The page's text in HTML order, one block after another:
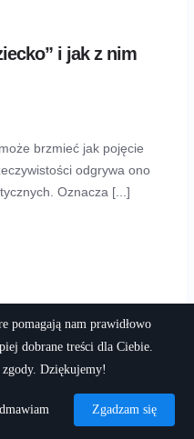
i jak z nim
brzmieć jak pojęcie
odgrywa ono
Oznacza [...]
pomagają nam prawidłowo
dobrane treści dla Ciebie.
Dziękujemy!
Zgadzam się